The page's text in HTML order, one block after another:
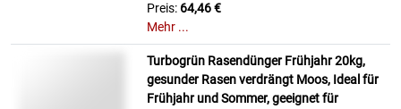
Preis: 64,46 €
Mehr ...
Turbogrün Rasendünger Frühjahr 20kg,
gesunder Rasen verdrängt Moos, Ideal für
Frühjahr und Sommer, geeignet für